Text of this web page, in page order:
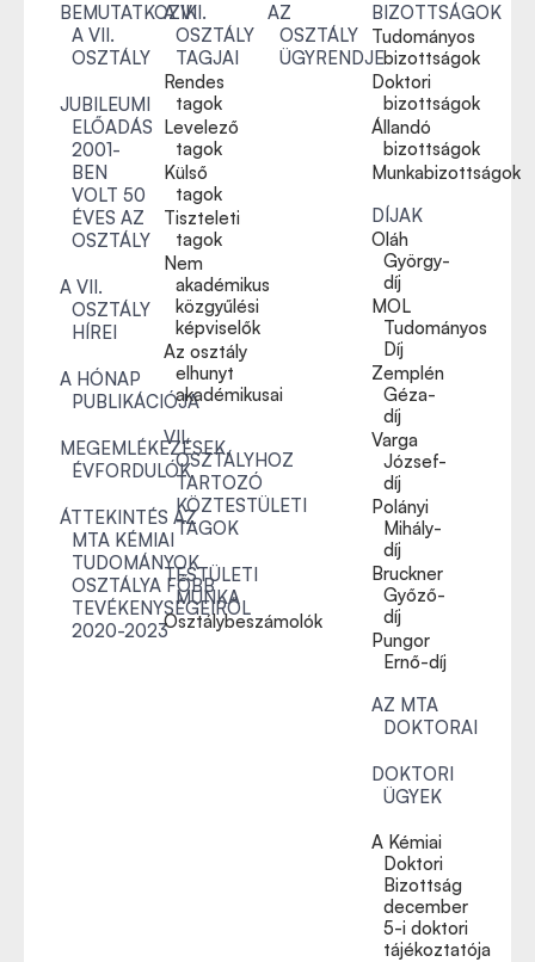
BEMUTATKOZIK
A VII.
OSZTÁLY
JUBILEUMI
ELŐADÁS
2001-
BEN
VOLT 50
ÉVES AZ
OSZTÁLY
A VII.
OSZTÁLY
HÍREI
A HÓNAP
PUBLIKÁCIÓJA
MEGEMLÉKEZÉSEK,
ÉVFORDULÓK
ÁTTEKINTÉS AZ
MTA KÉMIAI
TUDOMÁNYOK
OSZTÁLYA FŐBB
TEVÉKENYSÉGEIRŐL
2020-2023
A VII.
OSZTÁLY
TAGJAI
Rendes
tagok
Levelező
tagok
Külső
tagok
Tiszteleti
tagok
Nem
akadémikus
közgyűlési
képviselők
Az osztály
elhunyt
akadémikusai
VII.
OSZTÁLYHOZ
TARTOZÓ
KÖZTESTÜLETI
TAGOK
TESTÜLETI
MUNKA
Osztálybeszámolók
AZ
OSZTÁLY
ÜGYRENDJE
BIZOTTSÁGOK
Tudományos
bizottságok
Doktori
bizottságok
Állandó
bizottságok
Munkabizottságok
DÍJAK
Oláh
György-
díj
MOL
Tudományos
Díj
Zemplén
Géza-
díj
Varga
József-
díj
Polányi
Mihály-
díj
Bruckner
Győző-
díj
Pungor
Ernő-díj
AZ MTA
DOKTORAI
DOKTORI
ÜGYEK
A Kémiai
Doktori
Bizottság
december
5-i doktori
tájékoztatója